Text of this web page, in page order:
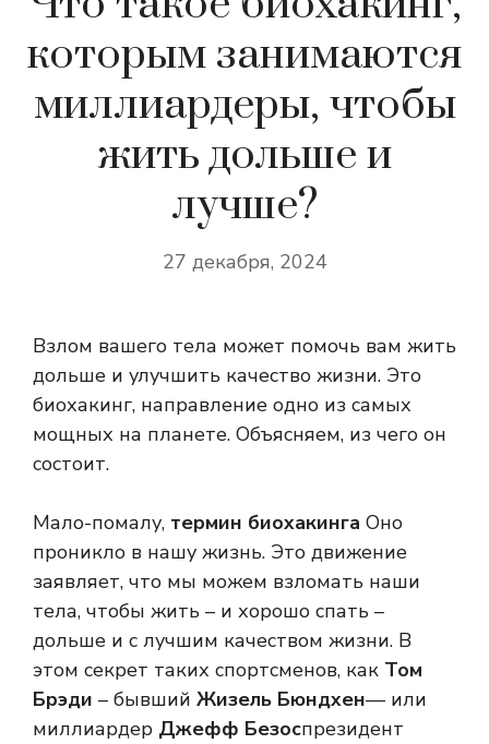
которым занимаются
миллиардеры, чтобы
жить дольше и
лучше?
27 декабря, 2024
Взлом вашего тела может помочь вам жить
дольше и улучшить качество жизни. Это
биохакинг, направление одно из самых
мощных на планете. Объясняем, из чего он
состоит.
Мало-помалу, термин биохакинга Оно
проникло в нашу жизнь. Это движение
заявляет, что мы можем взломать наши
тела, чтобы жить – и хорошо спать –
дольше и с лучшим качеством жизни. В
этом секрет таких спортсменов, как Том
Брэди – бывший Жизель Бюндхен— или
миллиардер Джефф Безоспрезидент